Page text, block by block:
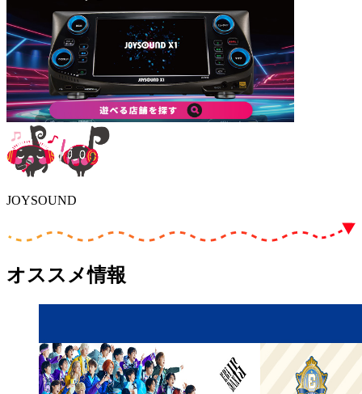
JOYSOUND
オススメ情報